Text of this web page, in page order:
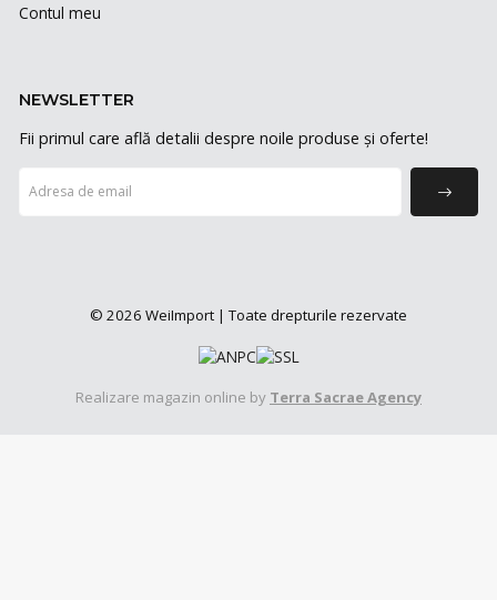
Contul meu
NEWSLETTER
Fii primul care află detalii despre noile produse și oferte!
© 2026 WeiImport | Toate drepturile rezervate
Realizare magazin online by Terra Sacrae Agency